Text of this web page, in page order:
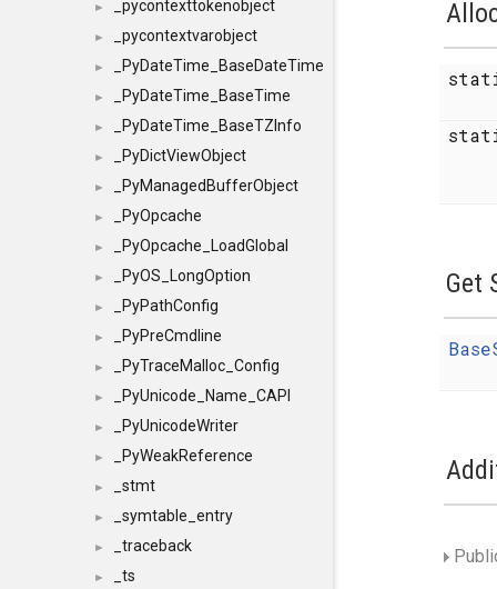
► _pycontexttokenobject
► _pycontextvarobject
► _PyDateTime_BaseDateTime
► _PyDateTime_BaseTime
► _PyDateTime_BaseTZInfo
► _PyDictViewObject
► _PyManagedBufferObject
► _PyOpcache
► _PyOpcache_LoadGlobal
► _PyOS_LongOption
► _PyPathConfig
► _PyPreCmdline
► _PyTraceMalloc_Config
► _PyUnicode_Name_CAPI
► _PyUnicodeWriter
► _PyWeakReference
► _stmt
► _symtable_entry
► _traceback
► _ts
Get